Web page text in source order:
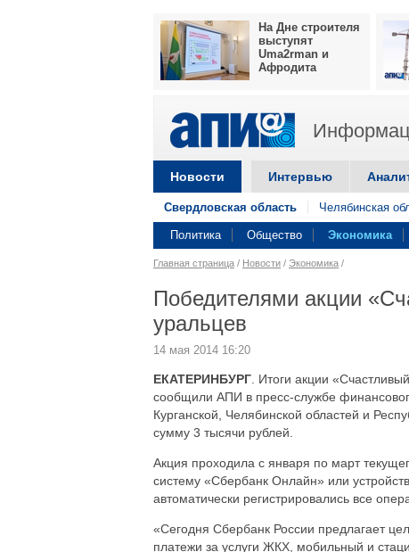
На Дне строителя
выступят
Uma2rman и
Афродита
Новости Интервью
Свердловская область Челябинская
Политика Общество Экономика
Главная страница / Новости / Экономика /
Победителями акции
уральцев
14 мая 2014 16:20
ЕКАТЕРИНБУРГ . Итоги акции
сообщили АПИ в пресс-службе
Курганской, Челябинской областей и
сумму 3 тысячи рублей.
Акция проходила с января по март
систему «Сбербанк Онлайн» или
автоматически регистрировались все
«Сегодня Сбербанк России предлагает
платежи за услуги ЖКХ, мобильный и